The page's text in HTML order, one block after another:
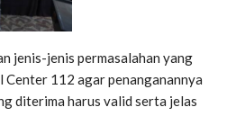
jenis-jenis permasalahan yang
Center 112 agar penanganannya
diterima harus valid serta jelas